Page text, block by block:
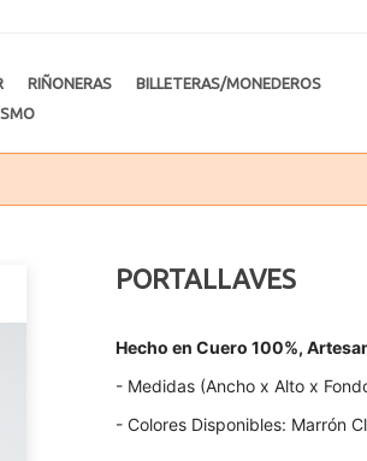
RIÑONERAS
BILLETERAS/MONEDEROS
PORTALLAVES
Hecho en Cuero 100%,
- Medidas (Ancho x Alto x
- Colores Disponibles: Marrón